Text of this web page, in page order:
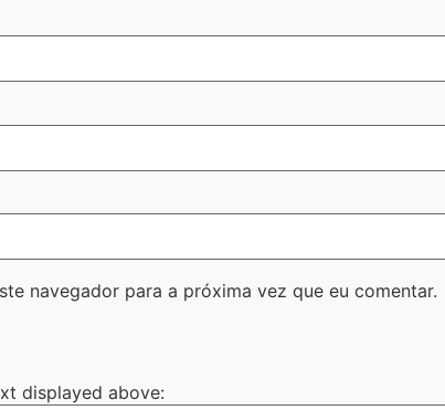
navegador para a próxima vez que eu comentar.
displayed above: